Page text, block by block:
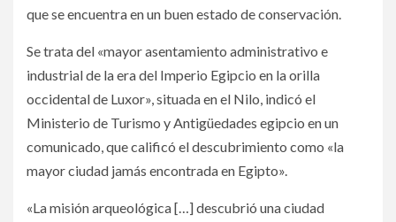
que se encuentra en un buen estado de conservación.
Se trata del «mayor asentamiento administrativo e
industrial de la era del Imperio Egipcio en la orilla
occidental de Luxor», situada en el Nilo, indicó el
Ministerio de Turismo y Antigüedades egipcio en un
comunicado, que calificó el descubrimiento como «la
mayor ciudad jamás encontrada en Egipto».
«La misión arqueológica […] descubrió una ciudad